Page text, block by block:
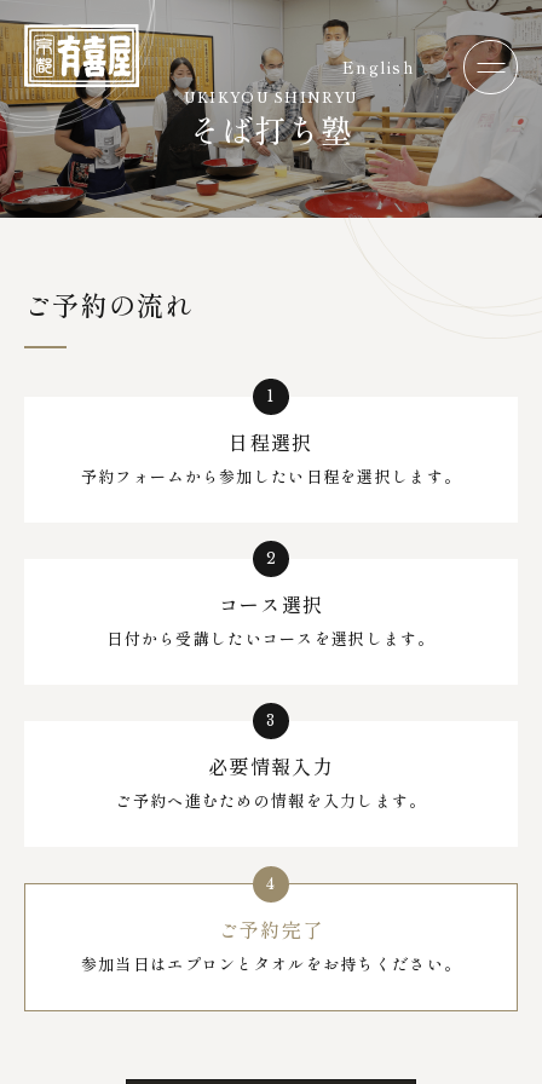
English
UKIKYOU SHINRYU
そば打ち塾
ご予約の流れ
日程選択
予約フォームから参加したい日程を選択します。
コース選択
日付から受講したいコースを選択します。
必要情報入力
ご予約へ進むための情報を入力します。
ご予約完了
参加当日はエプロンとタオルをお持ちください。